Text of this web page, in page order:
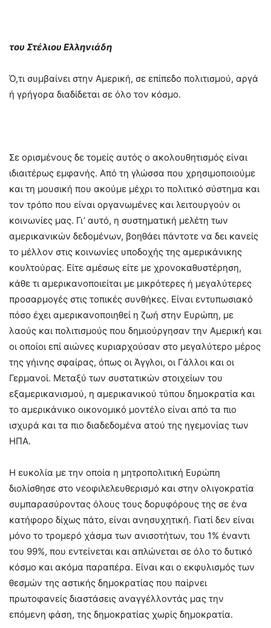
του Στέλιου Ελληνιάδη
Ό,τι συμβαίνει στην Αμερική, σε επίπεδο πολιτισμού, αργά
ή γρήγορα διαδίδεται σε όλο τον κόσμο.
Σε ορισμένους δε τομείς αυτός ο ακολουθητισμός είναι
ιδιαιτέρως εμφανής. Από τη γλώσσα που χρησιμοποιούμε
και τη μουσική που ακούμε μέχρι το πολιτικό σύστημα και
τον τρόπο που είναι οργανωμένες και λειτουργούν οι
κοινωνίες μας. Γι’ αυτό, η συστηματική μελέτη των
αμερικανικών δεδομένων, βοηθάει πάντοτε να δει κανείς
το μέλλον στις κοινωνίες υποδοχής της αμερικάνικης
κουλτούρας. Είτε αμέσως είτε με χρονοκαθυστέρηση,
κάθε τι αμερικανοποιείται με μικρότερες ή μεγαλύτερες
προσαρμογές στις τοπικές συνθήκες. Είναι εντυπωσιακό
πόσο έχει αμερικανοποιηθεί η ζωή στην Ευρώπη, με
λαούς και πολιτισμούς που δημιούργησαν την Αμερική και
οι οποίοι επί αιώνες κυριαρχούσαν στο μεγαλύτερο μέρος
της γήινης σφαίρας, όπως οι Άγγλοι, οι Γάλλοι και οι
Γερμανοί. Μεταξύ των συστατικών στοιχείων του
εξαμερικανισμού, η αμερικανικού τύπου δημοκρατία και
το αμερικάνικο οικονομικό μοντέλο είναι από τα πιο
ισχυρά και τα πιο διαδεδομένα ατού της ηγεμονίας των
ΗΠΑ.
Η ευκολία με την οποία η μητροπολιτική Ευρώπη
διολίσθησε στο νεοφιλελευθερισμό και στην ολιγοκρατία
συμπαρασύροντας όλους τους δορυφόρους της σε ένα
κατήφορο δίχως πάτο, είναι ανησυχητική. Γιατί δεν είναι
μόνο το τρομερό χάσμα των ανισοτήτων, του 1% έναντι
του 99%, που εντείνεται και απλώνεται σε όλο το δυτικό
κόσμο και ακόμα παραπέρα. Είναι και ο εκφυλισμός των
θεσμών της αστικής δημοκρατίας που παίρνει
πρωτοφανείς διαστάσεις αναγγέλλοντάς μας την
επόμενη φάση, της δημοκρατίας χωρίς δημοκρατία.